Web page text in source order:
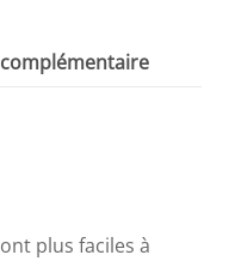
plus faciles à